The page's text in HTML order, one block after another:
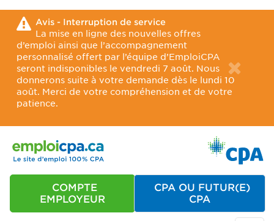
Avis - Interruption de service
La mise en ligne des nouvelles offres
d’emploi ainsi que l’accompagnement
personnalisé offert par l’équipe d’EmploiCPA
seront indisponibles le vendredi 7 août. Nous
donnerons suite à votre demande dès le lundi 10
août. Merci de votre compréhension et de votre
patience.
COMPTE
EMPLOYEUR
CPA OU FUTUR(E)
CPA